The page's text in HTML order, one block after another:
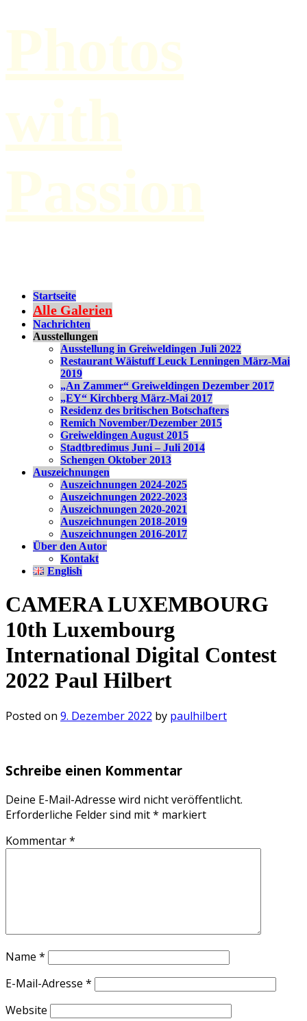
Photos
with
Passion
Startseite
Alle Galerien
Nachrichten
Ausstellungen
Ausstellung in Greiweldingen Juli 2022
Restaurant Wäistuff Leuck Lenningen März-Mai
2019
„An Zammer“ Greiweldingen Dezember 2017
„EY“ Kirchberg März-Mai 2017
Residenz des britischen Botschafters
Remich November/Dezember 2015
Greiweldingen August 2015
Stadtbredimus Juni – Juli 2014
Schengen Oktober 2013
Auszeichnungen
Auszeichnungen 2024-2025
Auszeichnungen 2022-2023
Auszeichnungen 2020-2021
Auszeichnungen 2018-2019
Auszeichnungen 2016-2017
Über den Autor
Kontakt
English
CAMERA LUXEMBOURG
10th Luxembourg
International Digital Contest
2022 Paul Hilbert
Posted on 9. Dezember 2022 by paulhilbert
Schreibe einen Kommentar
Deine E-Mail-Adresse wird nicht veröffentlicht.
Erforderliche Felder sind mit* markiert
Kommentar*
Name *
E-Mail-Adresse *
Website